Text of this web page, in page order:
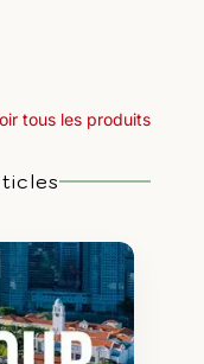
tous les produits